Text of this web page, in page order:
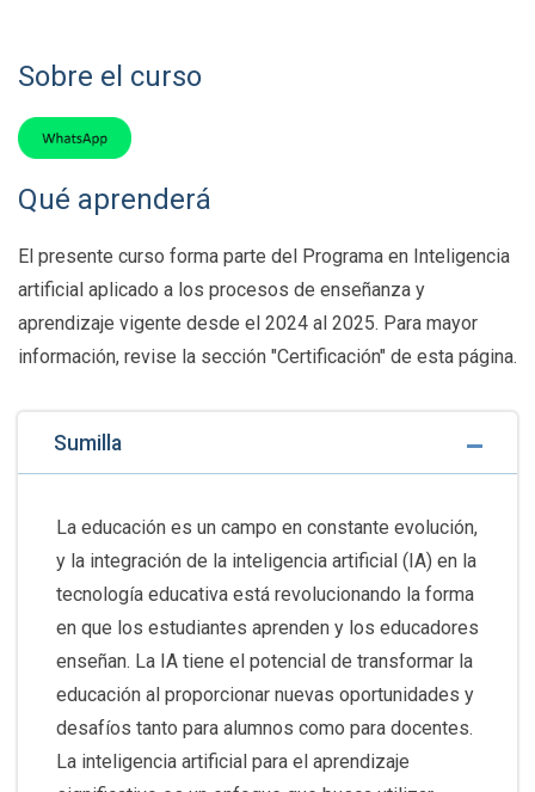
Sobre el curso
Qué aprenderá
El presente curso forma parte del Programa en Inteligencia
artificial aplicado a los procesos de enseñanza y
aprendizaje vigente desde el 2024 al 2025. Para mayor
información, revise la sección "Certificación" de esta página.
Sumilla
La educación es un campo en constante evolución,
y la integración de la inteligencia artificial (IA) en la
tecnología educativa está revolucionando la forma
en que los estudiantes aprenden y los educadores
enseñan. La IA tiene el potencial de transformar la
educación al proporcionar nuevas oportunidades y
desafíos tanto para alumnos como para docentes.
La inteligencia artificial para el aprendizaje